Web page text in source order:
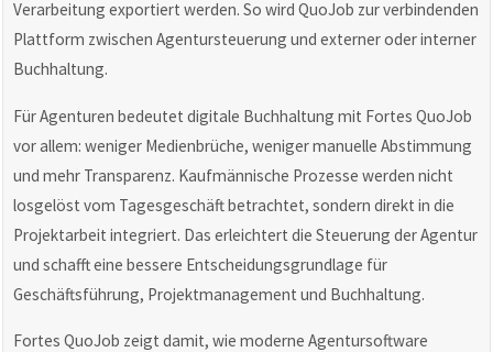
Verarbeitung exportiert werden. So wird QuoJob zur verbindenden
Plattform zwischen Agentursteuerung und externer oder interner
Buchhaltung.
Für Agenturen bedeutet digitale Buchhaltung mit Fortes QuoJob
vor allem: weniger Medienbrüche, weniger manuelle Abstimmung
und mehr Transparenz. Kaufmännische Prozesse werden nicht
losgelöst vom Tagesgeschäft betrachtet, sondern direkt in die
Projektarbeit integriert. Das erleichtert die Steuerung der Agentur
und schafft eine bessere Entscheidungsgrundlage für
Geschäftsführung, Projektmanagement und Buchhaltung.
Fortes QuoJob zeigt damit, wie moderne Agentursoftware